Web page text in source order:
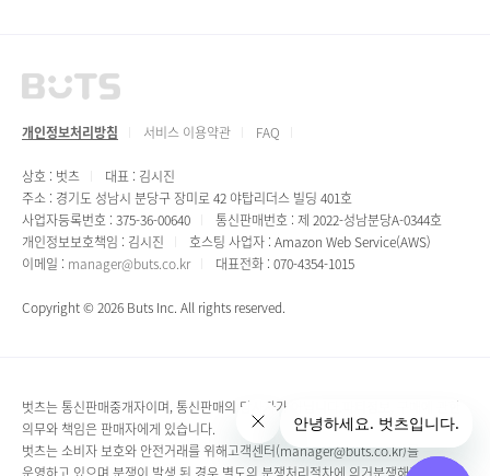
개인정보처리방침 서비스 이용약관 FAQ
상호 : 벗츠
대표 : 김시진
주소 : 경기도 성남시 분당구 장미로 42 야탑리더스 빌딩 401호
사업자등록번호 : 375-36-00640
통신판매번호 : 제 2022-성남분당A-0344호
개인정보보호책임 : 김시진
호스팅 사업자 : Amazon Web Service(AWS)
이메일 : manager@buts.co.kr 대표전화 : 070-4354-1015
Copyright © 2026 Buts Inc. All rights reserved.
벗츠는 통신판매중개자이며, 통신판매의 당사자가 아닙니다.파티정보, 구매에 관한
의무와 책임은 판매자에게 있습니다.
벗츠는 소비자 보호와 안전거래를 위해고객센터(manager@buts.co.kr)를